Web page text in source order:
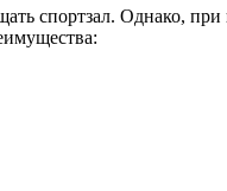
спортзал. Однако,